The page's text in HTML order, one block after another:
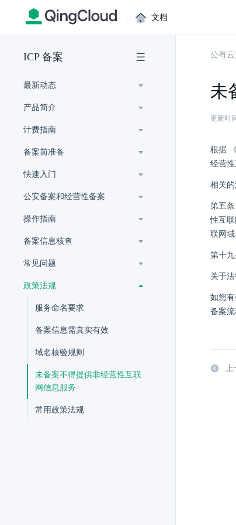
| 文档
ICP 备案
最新动态
产品简介
计费指南
备案前准备
快速入门
公安备案和经营性备案
操作指南
备案信息核查
常见问题
政策法规
服务命名要求
备案信息需真实有效
域名核验规则
未备案不得提供非经营性互联
网信息服务
常用政策法规
公有
未
更新时
根据
经营性
相关的
第五
性互
联网
第十
关于
如您
备案流
上